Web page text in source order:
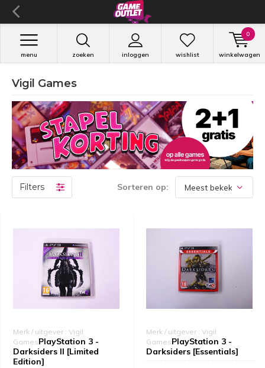
zoeken inloggen
menu wishlist winkelwagen
0
Vigil Games
Filters Sorteren op:
Merk / uitgever : Vigil
GamesPlayStation 3 -
Darksiders II [Limited
Edition]
Merk / uitgever : Vigil
GamesPlayStation 3 -
Darksiders [Essentials]